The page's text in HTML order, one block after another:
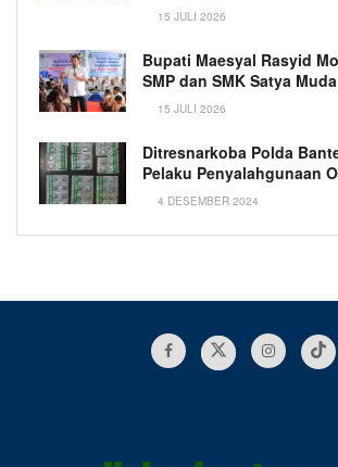
15 JULI 2026
Bupati Maesyal Rasyid
SMP dan SMK Satya
15 JULI 2026
Ditresnarkoba Polda
Pelaku Penyalahgunaan
4 DESEMBER 2024